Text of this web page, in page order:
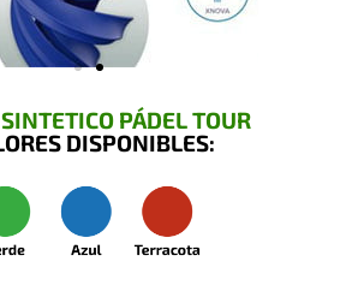
PÁDEL TOUR
DISPONIBLES: